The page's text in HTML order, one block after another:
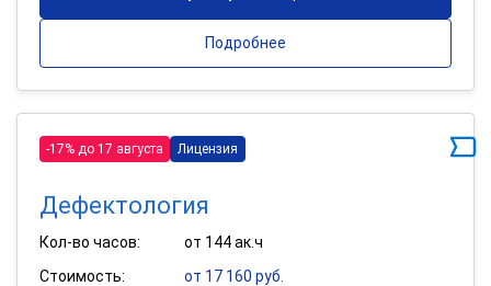
Подробнее
-17% до 17 августа Лицензия
Дефектология
Кол-во часов:
от 144 ак.ч
Стоимость:
от 17 160 руб.